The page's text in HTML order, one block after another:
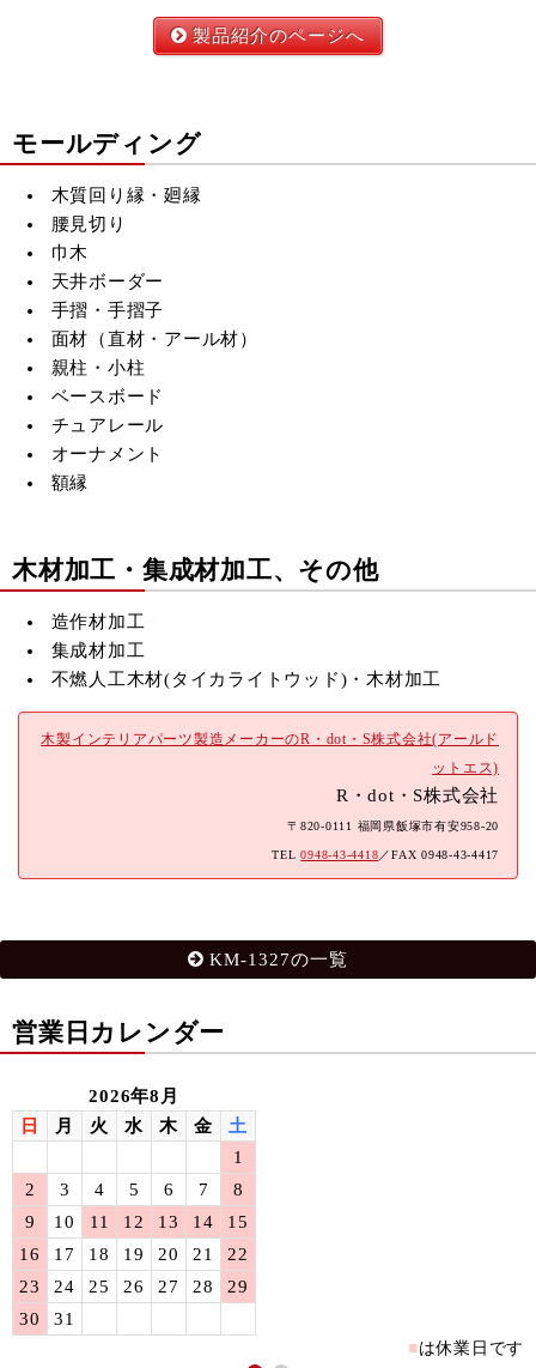
製品紹介のページへ
モールディング
木質回り縁・廻縁
腰見切り
巾木
天井ボーダー
手摺・手摺子
面材（直材・アール材）
親柱・小柱
ベースボード
チュアレール
オーナメント
額縁
木材加工・集成材加工、その他
造作材加工
集成材加工
不燃人工木材(タイカライトウッド)・木材加工
木製インテリアパーツ製造メーカーのR・dot・S株式会社(アールド
ットエス)
R・dot・S株式会社
〒820-0111 福岡県飯塚市有安958-20
TEL0948-43-4418／FAX 0948-43-4417
KM-1327の一覧
営業日カレンダー
2026年8月
日
月 火 水 木 金
土
1
2
3 4 5 6 7
8
9
10 11 12 13 14
15
16
17 18 19 20 21
22
23
24 25 26 27 28
29
30
31
■は休業日です